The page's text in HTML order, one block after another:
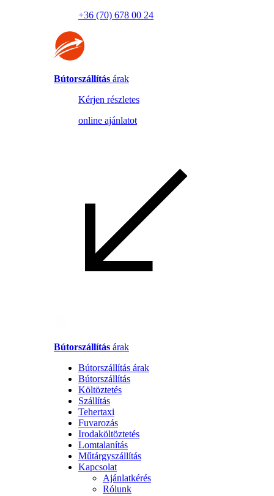
+36 (70) 678 00 24
Bútorszállítás árak
Kérjen részletes
online ajánlatot
Bútorszállítás árak
Bútorszállítás árak
Bútorszállítás
Költöztetés
Szállítás
Tehertaxi
Fuvarozás
Irodaköltöztetés
Lomtalanítás
Műtárgyszállítás
Kapcsolat
Ajánlatkérés
Rólunk